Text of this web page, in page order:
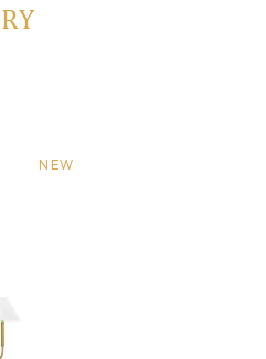
NEW